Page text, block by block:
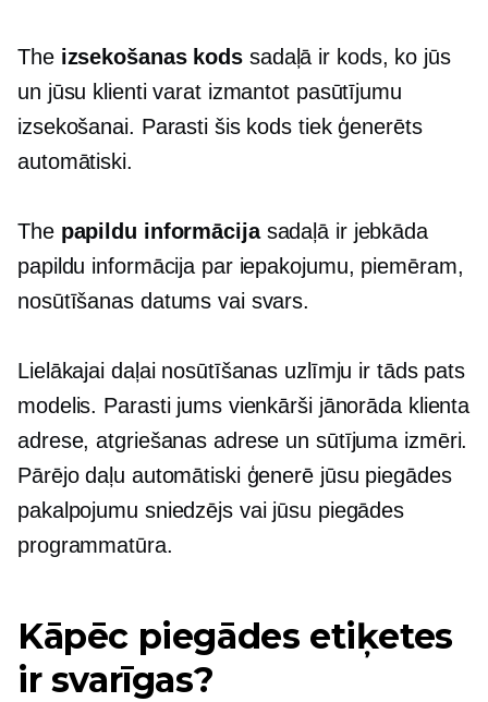
The izsekošanas kods sadaļā ir kods, ko jūs
un jūsu klienti varat izmantot pasūtījumu
izsekošanai. Parasti šis kods tiek ģenerēts
automātiski.
The papildu informācijasadaļā ir jebkāda
papildu informācija par iepakojumu, piemēram,
nosūtīšanas datums vai svars.
Lielākajai daļai nosūtīšanas uzlīmju ir tāds pats
modelis. Parasti jums vienkārši jānorāda klienta
adrese, atgriešanas adrese un sūtījuma izmēri.
Pārējo daļu automātiski ģenerē jūsu piegādes
pakalpojumu sniedzējs vai jūsu piegādes
programmatūra.
Kāpēc piegādes etiķetes
ir svarīgas?